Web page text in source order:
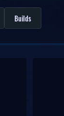
Builds